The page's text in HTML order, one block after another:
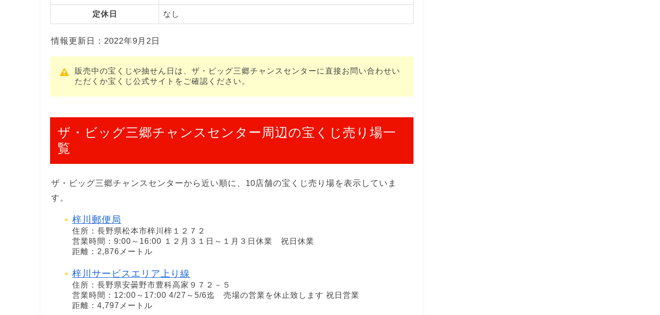
定休日 なし
情報更新日：2022年9月2日
販売中の宝くじや抽せん日は、ザ・ビッグ三郷チャンスセンターに直接お問い合わせい
ただくか宝くじ公式サイトをご確認ください。
ザ・ビッグ三郷チャンスセンター周辺の宝くじ売り場一
覧
ザ・ビッグ三郷チャンスセンターから近い順に、10店舗の宝くじ売り場を表示していま
す。
梓川郵便局
住所：長野県松本市梓川梓１２７２
営業時間：9:00～16:00 １２月３１日～１月３日休業 祝日休業
距離：2,876メートル
梓川サービスエリア上り線
住所：長野県安曇野市豊科高家９７２－５
営業時間：12:00～17:00 4/27～5/6迄 売場の営業を休止致します 祝日営業
距離：4,797メートル